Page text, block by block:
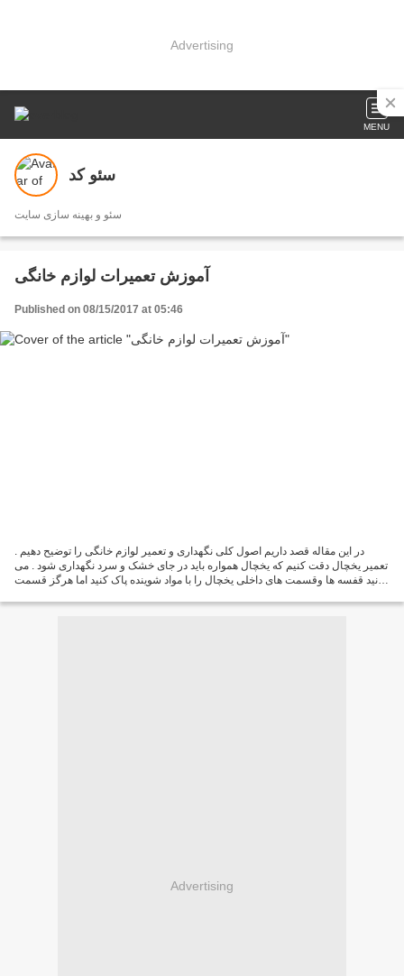
Advertising
MENU
سئو کد
سئو و بهینه سازی سایت
آموزش تعمیرات لوازم خانگی
Published on 08/15/2017 at 05:46
در این مقاله قصد داریم اصول کلی نگهداری و تعمیر لوازم خانگی را توضیح دهیم .
تعمیر یخچال دقت کنیم که یخچال همواره باید در جای خشک و سرد نگهداری شود . می
توانید قفسه ها وقسمت های داخلی یخچال را با مواد شوینده پاک کنید اما هرگز قسمت
Advertising